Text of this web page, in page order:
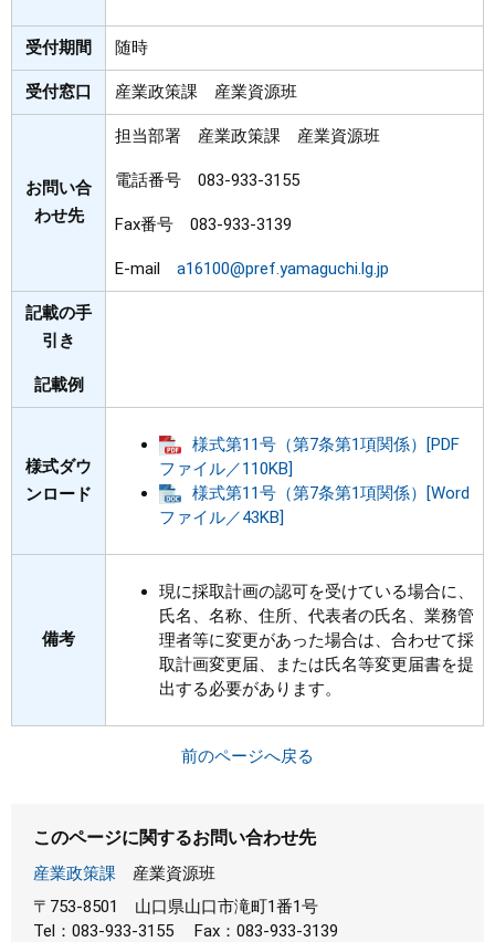
受付期間 随時
受付窓口 産業政策課 産業資源班
お問い合
わせ先
担当部署 産業政策課 産業資源班
電話番号 083-933-3155
Fax番号 083-933-3139
E-mail a16100@pref.yamaguchi.lg.jp
記載の手
引き
記載例
様式ダウ
ンロード
様式第11号（第7条第1項関係）[PDF
ファイル／110KB]
様式第11号（第7条第1項関係）[Word
ファイル／43KB]
備考
現に採取計画の認可を受けている場合に、
氏名、名称、住所、代表者の氏名、業務管
理者等に変更があった場合は、合わせて採
取計画変更届、または氏名等変更届書を提
出する必要があります。
前のページへ戻る
このページに関するお問い合わせ先
産業政策課
産業資源班
〒753-8501
山口県山口市滝町1番1号
Tel：083-933-3155
Fax：083-933-3139